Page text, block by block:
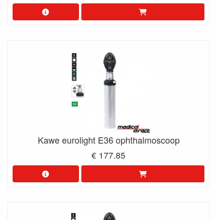
Kawe eurolight E36 ophthalmoscoop
€ 177.85